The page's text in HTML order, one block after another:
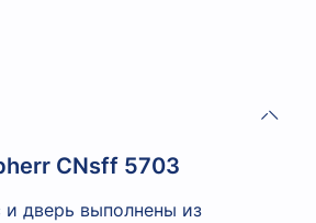
CNsff 5703
и дверь выполнены из